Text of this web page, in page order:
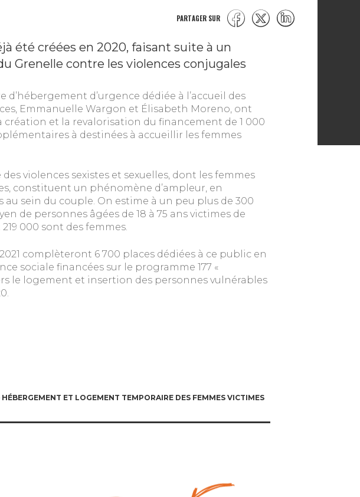
PARTAGER SUR
été créées en 2020, faisant suite à un
Grenelle contre les violences conjugales
d’hébergement d’urgence dédiée à l’accueil des
Emmanuelle Wargon et Élisabeth Moreno, ont
création et la revalorisation du financement de 1 000
à destinées à accueillir les femmes
violences sexistes et sexuelles, dont les femmes
constituent un phénomène d’ampleur, en
sein du couple. On estime à un peu plus de 300
de personnes âgées de 18 à 75 ans victimes de
000 sont des femmes.
complèteront 6 700 places dédiées à ce public en
sociale financées sur le programme 177 «
le logement et insertion des personnes vulnérables
ET LOGEMENT TEMPORAIRE DES FEMMES VICTIMES